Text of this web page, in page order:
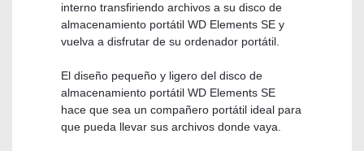
interno transfiriendo archivos a su disco de
almacenamiento portátil WD Elements SE y
vuelva a disfrutar de su ordenador portátil.
El diseño pequeño y ligero del disco de
almacenamiento portátil WD Elements SE
hace que sea un compañero portátil ideal para
que pueda llevar sus archivos donde vaya.